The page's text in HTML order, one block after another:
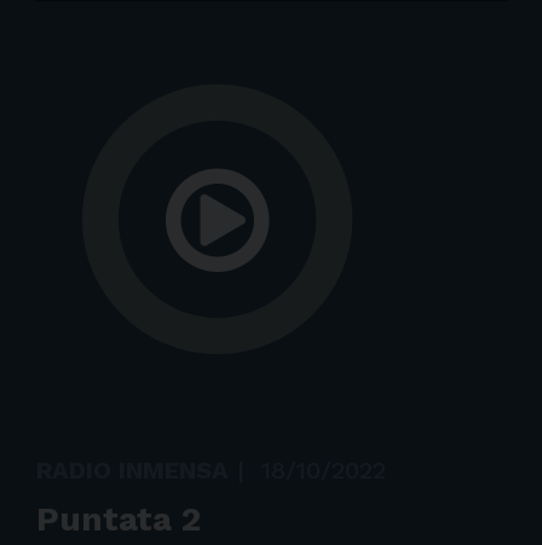
Puntata 2